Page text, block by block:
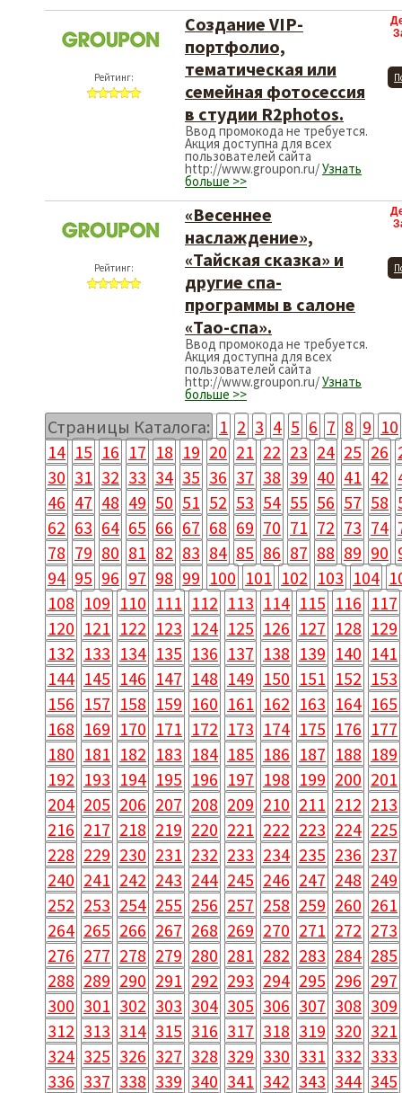
Рейтинг:
Создание VIP-
портфолио,
тематическая или
семейная фотосессия
в студии R2photos.
Ввод промокода не требуется.
Акция доступна для всех
пользователей сайта
http://www.groupon.ru/Узнать
больше >>
Рейтинг:
«Весеннее
наслаждение»,
«Тайская сказка» и
другие спа-
программы в салоне
«Тао-спа».
Ввод промокода не требуется.
Акция доступна для всех
пользователей сайта
http://www.groupon.ru/Узнать
больше >>
Страницы Каталога: 1 2 3 4 5 6 7 8 9 10
14 15 16 17 18 19 20 21 22 23 24 25 26
30 31 32 33 34 35 36 37 38 39 40 41 42
46 47 48 49 50 51 52 53 54 55 56 57 58
62 63 64 65 66 67 68 69 70 71 72 73 74
78 79 80 81 82 83 84 85 86 87 88 89 90
94 95 96 97 98 99 100 101 102 103 104
108 109 110 111 112 113 114 115 116 117
120 121 122 123 124 125 126 127 128 129
132 133 134 135 136 137 138 139 140 141
144 145 146 147 148 149 150 151 152 153
156 157 158 159 160 161 162 163 164 165
168 169 170 171 172 173 174 175 176 177
180 181 182 183 184 185 186 187 188 189
192 193 194 195 196 197 198 199 200 201
204 205 206 207 208 209 210 211 212 213
216 217 218 219 220 221 222 223 224 225
228 229 230 231 232 233 234 235 236 237
240 241 242 243 244 245 246 247 248 249
252 253 254 255 256 257 258 259 260 261
264 265 266 267 268 269 270 271 272 273
276 277 278 279 280 281 282 283 284 285
288 289 290 291 292 293 294 295 296 297
300 301 302 303 304 305 306 307 308 309
312 313 314 315 316 317 318 319 320 321
324 325 326 327 328 329 330 331 332 333
336 337 338 339 340 341 342 343 344 345